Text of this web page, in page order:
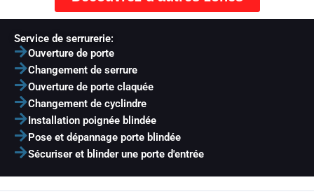
Service de serrurerie:
Ouverture de porte
Changement de serrure
Ouverture de porte claquée
Changement de cyclindre
Installation poignée blindée
Pose et dépannage porte blindée
Sécuriser et blinder une porte d'entrée